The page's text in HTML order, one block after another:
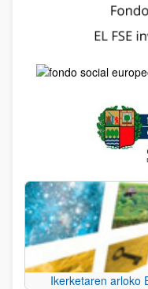
Ikerketaren arloko